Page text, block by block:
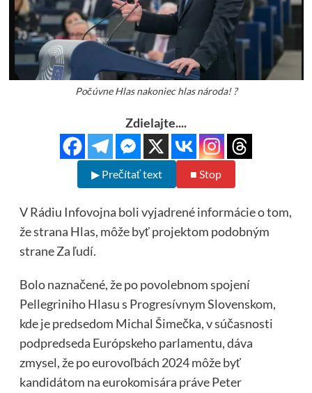
Počúvne Hlas nakoniec hlas národa! ?
Zdielajte....
▶ Prečítať text ■ Stop
V Rádiu Infovojna boli vyjadrené informácie o tom,
že strana Hlas, môže byť projektom podobným
strane Za ľudí.
Bolo naznačené, že po povolebnom spojení
Pellegriniho Hlasu s Progresívnym Slovenskom,
kde je predsedom Michal Šimečka, v súčasnosti
podpredseda Európskeho parlamentu, dáva
zmysel, že po eurovoľbách 2024 môže byť
kandidátom na eurokomisára práve Peter